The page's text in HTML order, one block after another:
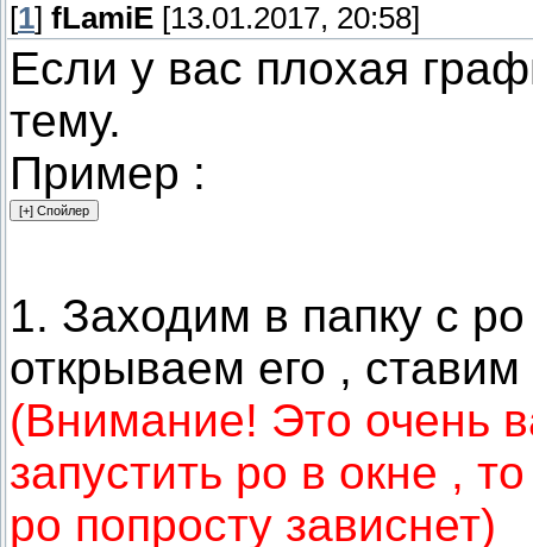
[1] fLamiE [13.01.2017, 20:58]
Если у вас плохая
тему.
Пример :
1. Заходим в папку с
открываем его ,
(Внимание! Это очень
запустить ро в окне ,
ро попросту зависнет)